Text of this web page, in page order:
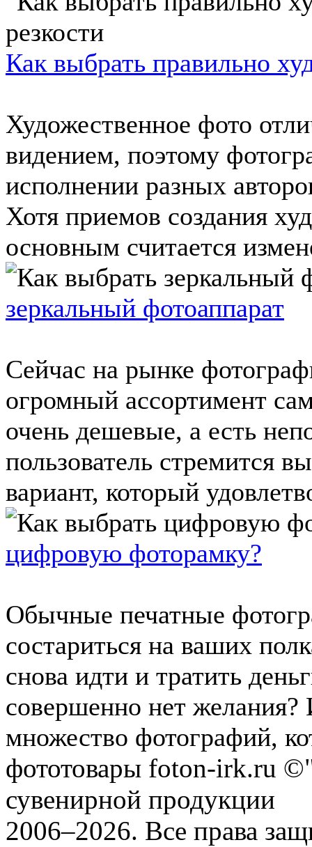
Как выбрать правильно
Художественное фото
видением, поэтому
исполнении разных
Хотя приемов создания
основным считается
зеркальный фотоаппарат
Сейчас на рынке
огромный ассортимент
очень дешевые, а есть
пользователь стремится
вариант, который
цифровую фоторамку?
Обычные печатные
состариться на ваших
снова идти и тратить
совершенно нет желания?
множество фотографий,
фототовары foton-irk.ru
сувенирной продукции
2006–2026. Все права